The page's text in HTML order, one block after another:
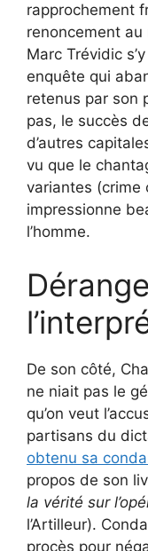
rapprochement
renoncement au
Marc Trévidic
enquête qui
retenus par son
pas, le succès
d’autres
vu que le
variantes (crime
impressionne
l’homme.
De son côté,
ne niait pas le
qu’on veut
partisans du
obtenu sa
propos de son
la vérité sur
l’Artilleur).
procès pour